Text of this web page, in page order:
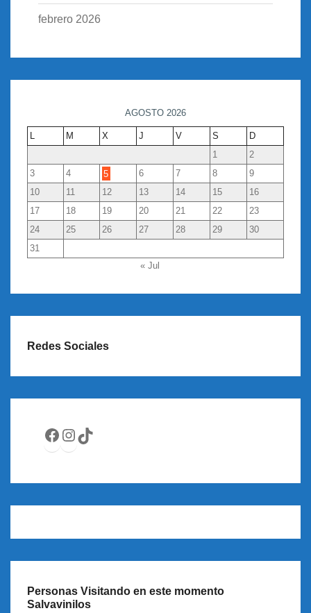
febrero 2026
AGOSTO 2026
L M X J V S
D
1
2
3
4 5 6 7 8
9
10
11 12 13 14 15
16
17
18 19 20 21 22
23
24
25 26 27 28 29
30
31
« Jul
Redes Sociales
Facebook
Instagram
TikTok
Personas Visitando en este momento
Salvavinilos